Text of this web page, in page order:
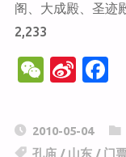
阁、大成殿、圣迹
2,233
W
C
h
Si
a
W
c
e
2010-05-04
孔庙 / 山东 / 门